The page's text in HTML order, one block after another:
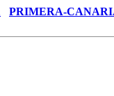
PRIMERA-